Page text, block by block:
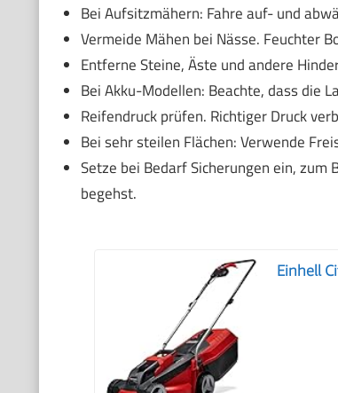
Bei Aufsitzmähern: Fahre auf- und
Vermeide Mähen bei Nässe. Feuchter
Entferne Steine, Äste und andere
Bei Akku-Modellen: Beachte, dass die
Reifendruck prüfen. Richtiger Druck
Bei sehr steilen Flächen: Verwende
Setze bei Bedarf Sicherungen ein,
begehst.
Einhell